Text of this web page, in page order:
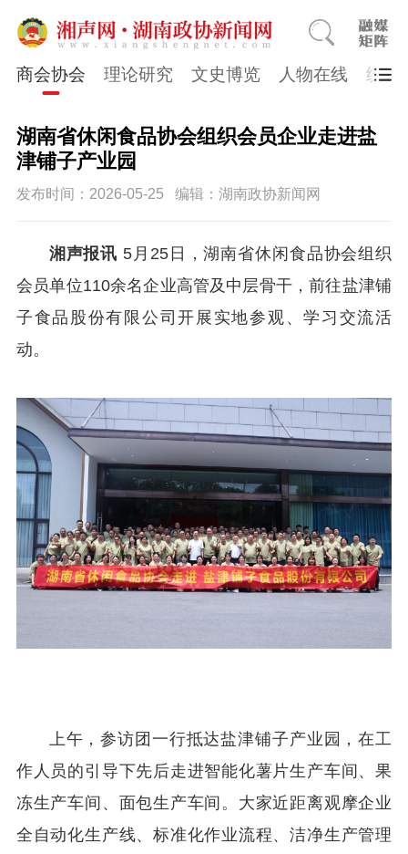
商会协会 理论研究 文史博览 人物在线 统一
湖南省休闲食品协会组织会员企业走进盐
津铺子产业园
发布时间：2026-05-25 编辑：湖南政协新闻网
湘声报讯 5月25日，湖南省休闲食品协会组织
会员单位110余名企业高管及中层骨干，前往盐津铺
子食品股份有限公司开展实地参观、学习交流活
动。
上午，参访团一行抵达盐津铺子产业园，在工
作人员的引导下先后走进智能化薯片生产车间、果
冻生产车间、面包生产车间。大家近距离观摩企业
全自动化生产线、标准化作业流程、洁净生产管理